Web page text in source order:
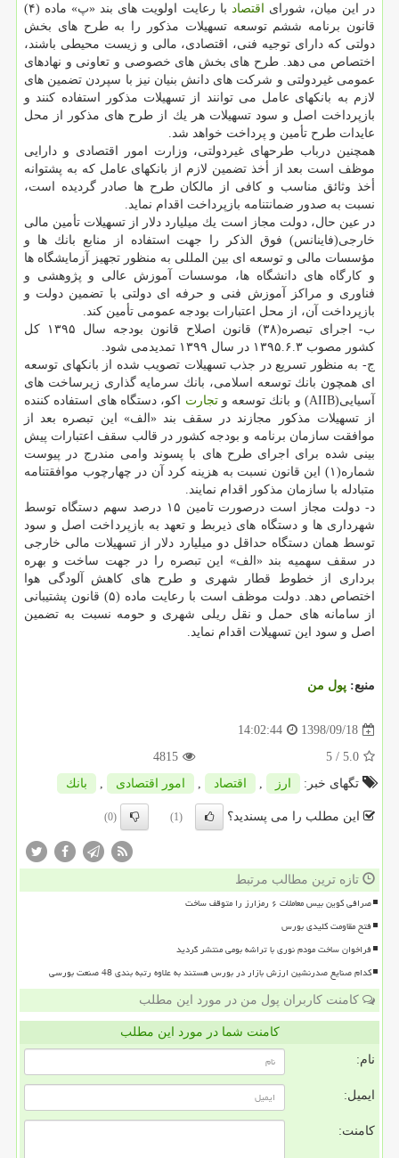
در این میان، شورای اقتصاد
با رعایت اولویت های بند «پ» ماده (۴)
قانون برنامه ششم توسعه تسهیلات مذكور را به طرح های بخش
دولتی كه دارای توجیه فنی، اقتصادی، مالی و زیست محیطی باشند،
اختصاص می دهد. طرح های بخش های خصوصی و تعاونی و نهادهای
عمومی غیردولتی و شركت های دانش بنیان نیز با سپردن تضمین های
لازم به بانكهای عامل می توانند از تسهیلات مذكور استفاده كنند و
بازپرداخت اصل و سود تسهیلات هر یك از طرح های مذكور از محل
عایدات طرح تأمین و پرداخت خواهد شد.
همچنین درباب طرحهای غیردولتی، وزارت امور اقتصادی و دارایی
موظف است بعد از أخذ تضمین لازم از بانكهای عامل كه به پشتوانه
أخذ وثائق مناسب و كافی از مالكان طرح ها صادر گردیده است،
نسبت به صدور ضمانتنامه بازپرداخت اقدام نماید.
در عین حال، دولت مجاز است یك میلیارد دلار از تسهیلات تأمین مالی
خارجی(فاینانس) فوق الذكر را جهت استفاده از منابع بانك ها و
مؤسسات مالی و توسعه ای بین المللی به منظور تجهیز آزمایشگاه ها
و كارگاه های دانشگاه ها، موسسات آموزش عالی و پژوهشی و
فناوری و مراكز آموزش فنی و حرفه ای دولتی با تضمین دولت و
بازپرداخت آن، از محل اعتبارات بودجه عمومی تأمین كند.
ب- اجرای تبصره(۳۸) قانون اصلاح قانون بودجه سال ۱۳۹۵ كل
كشور مصوب ۱۳۹۵.۶.۳ در سال ۱۳۹۹ تمدیدمی شود.
ج- به منظور تسریع در جذب تسهیلات تصویب شده از بانكهای توسعه
ای همچون بانك توسعه اسلامی، بانك سرمایه گذاری زیرساخت های
آسیایی(AIIB) و بانك توسعه و
تجارت اكو، دستگاه های استفاده كننده
از تسهیلات مذكور مجازند در سقف بند «الف» این تبصره بعد از
موافقت سازمان برنامه و بودجه كشور در قالب سقف اعتبارات پیش
بینی شده برای اجرای طرح های با پسوند وامی مندرج در پیوست
شماره(۱) این قانون نسبت به هزینه كرد آن در چهارچوب موافقتنامه
متبادله با سازمان مذكور اقدام نمایند.
د- دولت مجاز است درصورت تامین ۱۵ درصد سهم دستگاه توسط
شهرداری ها و دستگاه های ذیربط و تعهد به بازپرداخت اصل و سود
توسط همان دستگاه حداقل دو میلیارد دلار از تسهیلات مالی خارجی
در سقف سهمیه بند «الف» این تبصره را در جهت ساخت و بهره
برداری از خطوط قطار شهری و طرح های كاهش آلودگی هوا
اختصاص دهد. دولت موظف است با رعایت ماده (۵) قانون پشتیبانی
از سامانه های حمل و نقل ریلی شهری و حومه نسبت به تضمین
اصل و سود این تسهیلات اقدام نماید.
منبع: پول من
1398/09/18
14:02:44
5.0
/ 5
4815
تگهای خبر:
ارز , اقتصاد , امور اقتصادی , بانك
این مطلب را می پسندید؟ (1)
(0)
تازه ترین مطالب مرتبط
صرافی کوین بیس معاملات ۶ رمزارز را متوقف ساخت
فتح مقاومت کلیدی بورس
فراخوان ساخت مودم نوری با تراشه بومی منتشر گردید
کدام صنایع صدرنشین ارزش بازار در بورس هستند به علاوه رتبه بندی 48 صنعت بورسی
کامنت کاربران پول من در مورد این مطلب
کامنت شما در مورد این مطلب
نام:
ایمیل:
کامنت: